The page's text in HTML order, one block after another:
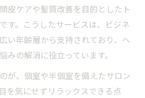
皮ケアや髪質改善を目的としたト
す。こうしたサービスは、ビジネ
い年齢層から支持されており、ヘ
みの解消に役立っています。
が、個室や半個室を備えたサロン
を気にせずリラックスできる点